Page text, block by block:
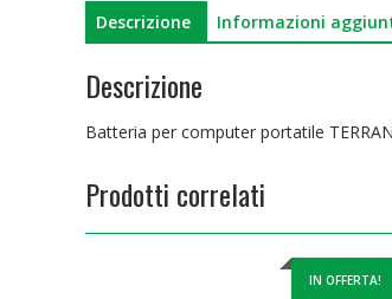
Descrizione Informazioni
Descrizione
Batteria per computer portatile
Prodotti correlati
IN OFFERTA!